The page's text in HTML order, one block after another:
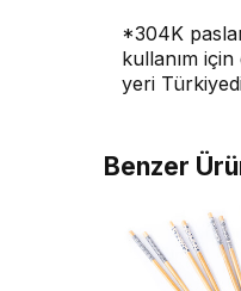
*304K
kullanım
yeri
Benzer